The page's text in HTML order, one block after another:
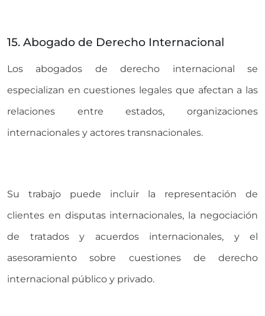
15. Abogado de Derecho Internacional
Los abogados de derecho internacional se
especializan en cuestiones legales que afectan a las
relaciones entre estados, organizaciones
internacionales y actores transnacionales.
Su trabajo puede incluir la representación de
clientes en disputas internacionales, la negociación
de tratados y acuerdos internacionales, y el
asesoramiento sobre cuestiones de derecho
internacional público y privado.